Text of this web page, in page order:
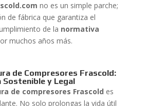
no es un simple parche;
de fábrica que garantiza el
de la normativa
muchos años más.
de Compresores Frascold:
Sostenible y Legal
de compresores Frascold es
No solo prolongas la vida útil